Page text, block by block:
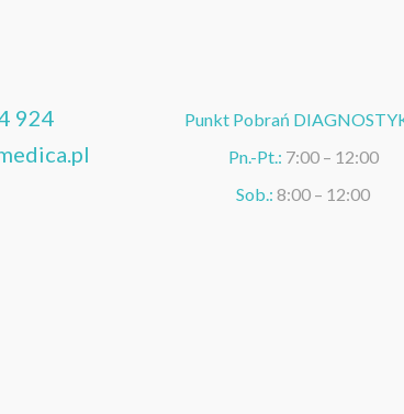
924
Punkt Pobrań
Pn.-Pt.: 7:00 – 12:00
Sob.: 8:00 – 12:00